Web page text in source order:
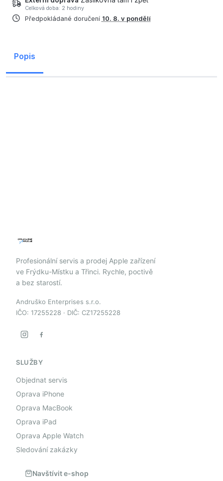
Celková doba: 2 hodiny
Předpokládané doručení 10. 8. v pondělí
Popis
Profesionální servis a prodej Apple zařízení
ve Frýdku-Místku a Třinci. Rychle, poctivě
a bez starostí.
Andruško Enterprises s.r.o.
IČO: 17255228 · DIČ: CZ17255228
SLUŽBY
Objednat servis
Oprava iPhone
Oprava MacBook
Oprava iPad
Oprava Apple Watch
Sledování zakázky
Navštívit e-shop